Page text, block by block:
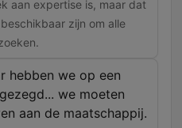
aan expertise is, maar dat
zijn om alle
hebben we op een
we moeten
aan de maatschappij.